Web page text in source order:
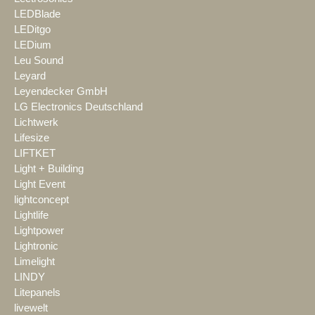
LEDBlade
LEDitgo
LEDium
Leu Sound
Leyard
Leyendecker GmbH
LG Electronics Deutschland
Lichtwerk
Lifesize
LIFTKET
Light + Building
Light Event
lightconcept
Lightlife
Lightpower
Lightronic
Limelight
LINDY
Litepanels
livewelt